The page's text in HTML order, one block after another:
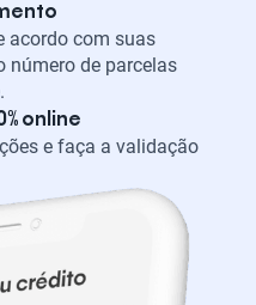
acordo com suas
número de parcelas
online
e faça a validação